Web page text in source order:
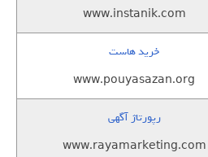
www.instanik.com
خرید هاست
www.pouyasazan.org
رپورتاژ آگهی
www.rayamarketing.com